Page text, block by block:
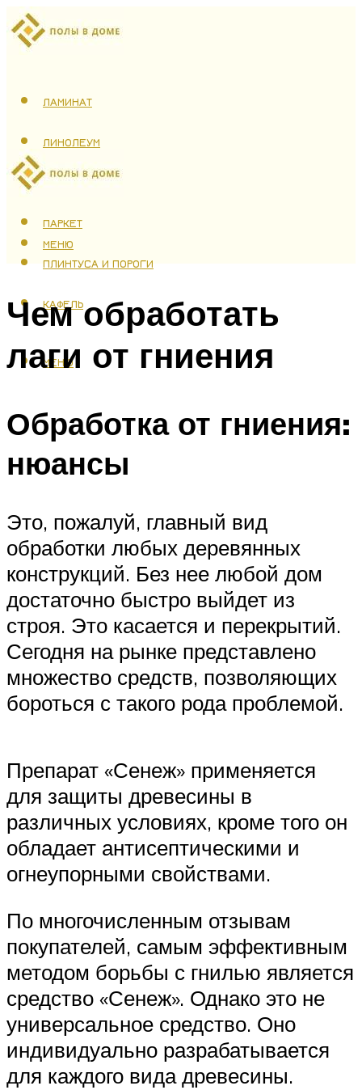
ЛАМИНАТ
ЛИНОЛЕУМ
ТЕПЛЫЙ ПОЛ
ПАРКЕТ
ПЛИНТУСА И ПОРОГИ
КАФЕЛЬ
МЕНЮ
МЕНЮ
Чем обработать
лаги от гниения
Обработка от гниения:
нюансы
Это, пожалуй, главный вид
обработки любых деревянных
конструкций. Без нее любой дом
достаточно быстро выйдет из
строя. Это касается и перекрытий.
Сегодня на рынке представлено
множество средств, позволяющих
бороться с такого рода проблемой.
Препарат «Сенеж» применяется
для защиты древесины в
различных условиях, кроме того он
обладает антисептическими и
огнеупорными свойствами.
По многочисленным отзывам
покупателей, самым эффективным
методом борьбы с гнилью является
средство «Сенеж». Однако это не
универсальное средство. Оно
индивидуально разрабатывается
для каждого вида древесины.